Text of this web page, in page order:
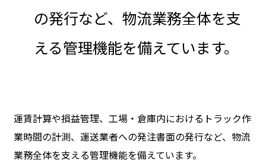
の発行など、物流業務全体を支
える管理機能を備えています。
運賃計算や損益管理、工場・倉庫内におけるトラック作
業時間の計測、運送業者への発注書面の発行など、物流
業務全体を支える管理機能を備えています。